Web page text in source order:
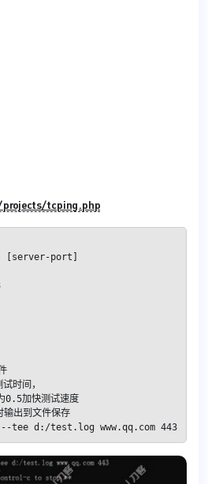
tcping.php
[server-port]
时间，
0.5加快测试速度
输出到文件保存
d:/test.log www.qq.com 443